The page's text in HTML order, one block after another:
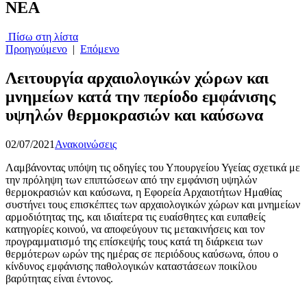
NEA
Πίσω στη λίστα
Προηγούμενο | Επόμενο
Λειτουργία αρχαιολογικών χώρων και
μνημείων κατά την περίοδο εμφάνισης
υψηλών θερμοκρασιών και καύσωνα
02/07/2021 Ανακοινώσεις
Λαμβάνοντας υπόψη τις οδηγίες του Υπουργείου Υγείας σχετικά με
την πρόληψη των επιπτώσεων από την εμφάνιση υψηλών
θερμοκρασιών και καύσωνα, η Εφορεία Αρχαιοτήτων Ημαθίας
συστήνει τους επισκέπτες των αρχαιολογικών χώρων και μνημείων
αρμοδιότητας της, και ιδιαίτερα τις ευαίσθητες και ευπαθείς
κατηγορίες κοινού, να αποφεύγουν τις μετακινήσεις και τον
προγραμματισμό της επίσκεψής τους κατά τη διάρκεια των
θερμότερων ωρών της ημέρας σε περιόδους καύσωνα, όπου ο
κίνδυνος εμφάνισης παθολογικών καταστάσεων ποικίλου
βαρύτητας είναι έντονος.